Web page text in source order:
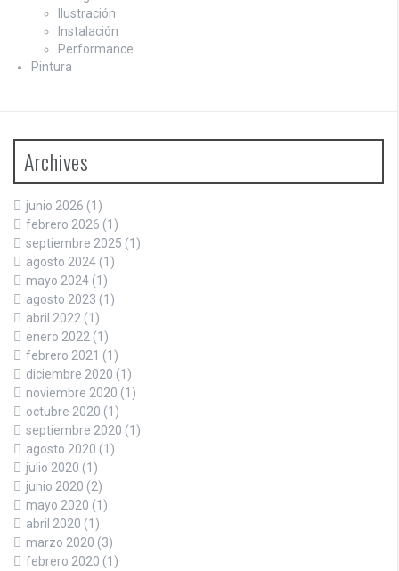
Ilustración
Instalación
Performance
Pintura
Archives
junio 2026 (1)
febrero 2026 (1)
septiembre 2025 (1)
agosto 2024 (1)
mayo 2024 (1)
agosto 2023 (1)
abril 2022 (1)
enero 2022 (1)
febrero 2021 (1)
diciembre 2020 (1)
noviembre 2020 (1)
octubre 2020 (1)
septiembre 2020 (1)
agosto 2020 (1)
julio 2020 (1)
junio 2020 (2)
mayo 2020 (1)
abril 2020 (1)
marzo 2020 (3)
febrero 2020 (1)